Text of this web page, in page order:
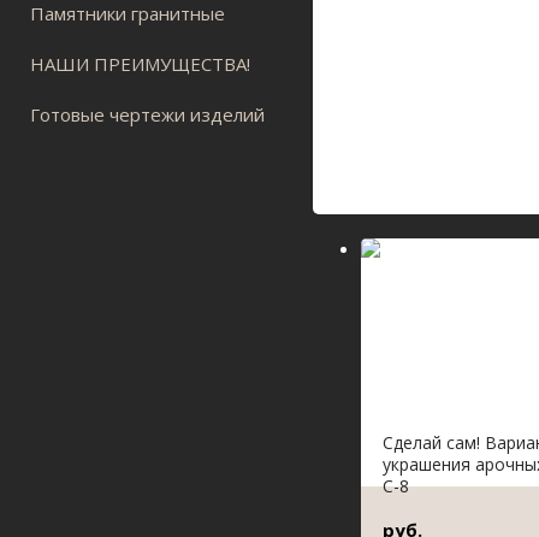
Памятники гранитные
НАШИ ПРЕИМУЩЕСТВА!
Готовые чертежи изделий
Сделай сам!
украшения
С-8
руб.